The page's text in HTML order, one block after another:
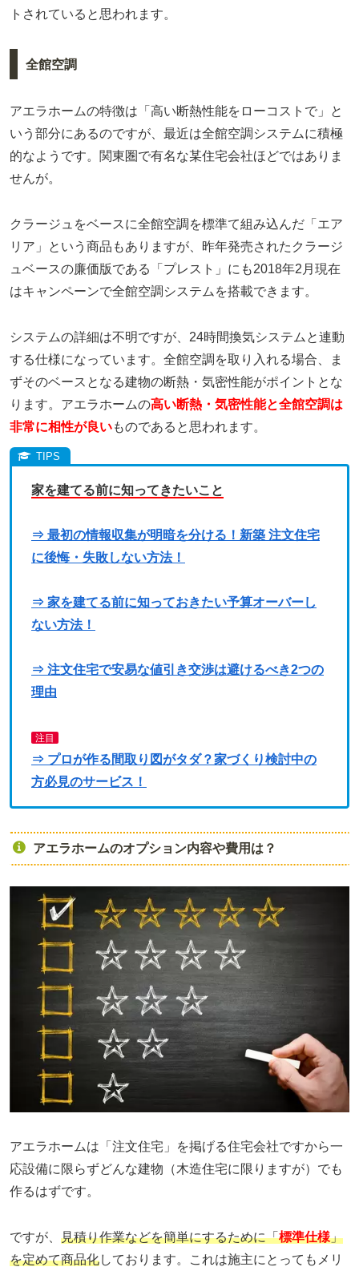
トされていると思われます。
全館空調
アエラホームの特徴は「高い断熱性能をローコストで」と
いう部分にあるのですが、最近は全館空調システムに積極
的なようです。関東圏で有名な某住宅会社ほどではありま
せんが。
クラージュをベースに全館空調を標準て組み込んだ「エア
リア」という商品もありますが、昨年発売されたクラージ
ュベースの廉価版である「プレスト」にも2018年2月現在
はキャンペーンで全館空調システムを搭載できます。
システムの詳細は不明ですが、24時間換気システムと連動
する仕様になっています。全館空調を取り入れる場合、ま
ずそのベースとなる建物の断熱・気密性能がポイントとな
ります。アエラホームの高い断熱・気密性能と全館空調は
非常に相性が良いものであると思われます。
家を建てる前に知ってきたいこと
⇒ 最初の情報収集が明暗を分ける！新築 注文住宅
に後悔・失敗しない方法！
⇒ 家を建てる前に知っておきたい予算オーバーし
ない方法！
⇒ 注文住宅で安易な値引き交渉は避けるべき2つの
理由
注目
⇒ プロが作る間取り図がタダ？家づくり検討中の
方必見のサービス！
アエラホームのオプション内容や費用は？
アエラホームは「注文住宅」を掲げる住宅会社ですから一
応設備に限らずどんな建物（木造住宅に限りますが）でも
作るはずです。
ですが、 見積り作業などを簡単にするために「標準仕様」
を定めて商品化しております。これは施主にとってもメリ